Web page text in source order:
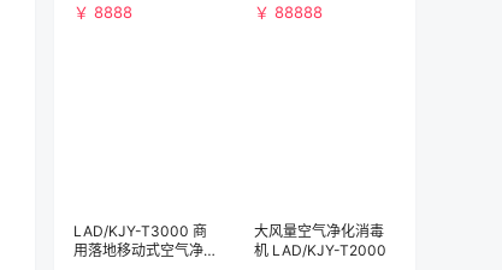
￥ 8888 ￥ 88888
LAD/KJY-T3000 商
用落地移动式空气净
大风量空气净化消毒
机 LAD/KJY-T2000